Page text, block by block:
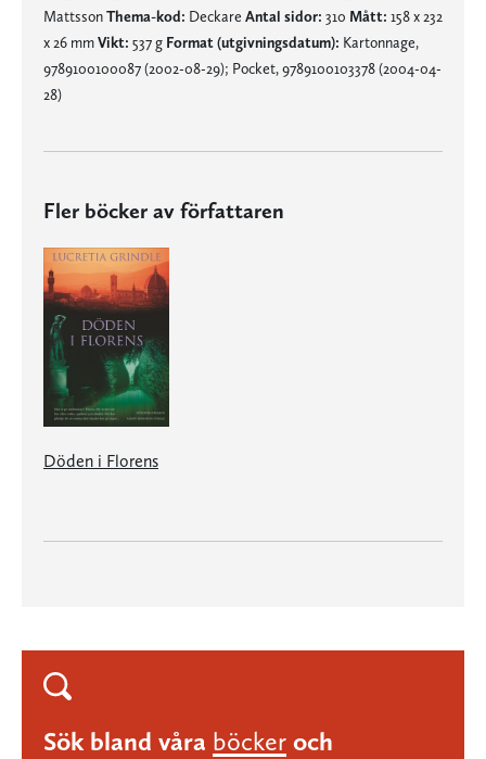
MattssonThema-kod: Deckare Antal sidor: 310 Mått: 158 x 232
x 26 mmVikt: 537 g Format (utgivningsdatum): Kartonnage,
9789100100087 (2002-08-29); Pocket, 9789100103378 (2004-04-
28)
Fler böcker av författaren
Döden i Florens
Sök bland våra böcker och